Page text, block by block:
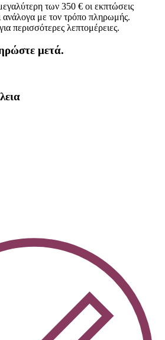
των 350 € οι εκπτώσεις
ανάλογα με τον τρόπο πληρωμής.
περισσότερες λεπτομέρειες.
μετά.